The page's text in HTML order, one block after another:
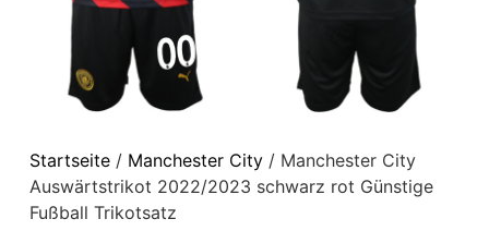
Startseite/ Manchester City/ Manchester City
Auswärtstrikot 2022/2023 schwarz rot Günstige
Fußball Trikotsatz